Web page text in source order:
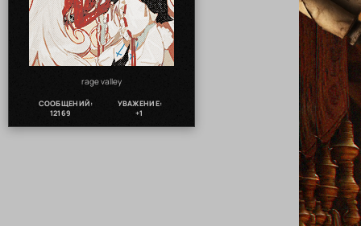
rage valley
СООБЩЕНИЙ:
12169
УВАЖЕНИЕ:
+1